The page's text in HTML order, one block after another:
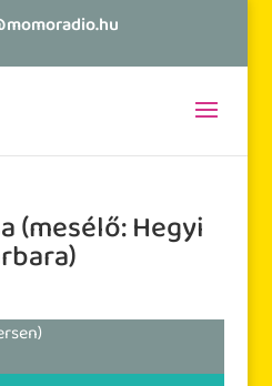
(mesélő: Hegyi